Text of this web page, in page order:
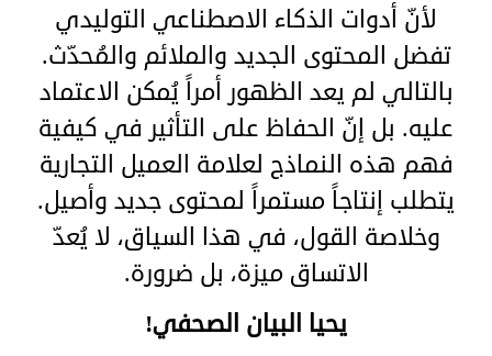
لأنّ أدوات الذكاء الاصطناعي التوليدي
تفضل المحتوى الجديد والملائم والمُحدّث.
بالتالي لم يعد الظهور أمراً يُمكن الاعتماد
عليه. بل إنّ الحفاظ على التأثير في كيفية
فهم هذه النماذج لعلامة العميل التجارية
يتطلب إنتاجاً مستمراً لمحتوى جديد وأصيل.
وخلاصة القول، في هذا السياق، لا يُعدّ
الاتساق ميزة، بل ضرورة.
يحيا البيان الصحفي!